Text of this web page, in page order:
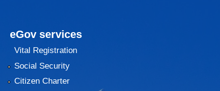
eGov services
Vital Registration
Social Security
Citizen Charter